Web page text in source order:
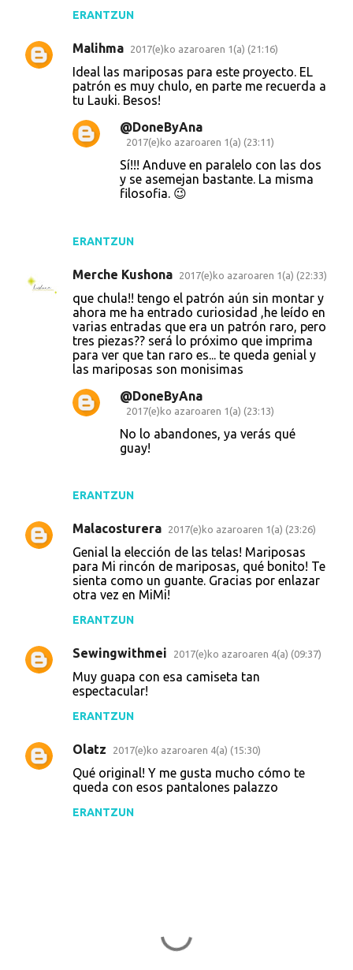
ERANTZUN
Malihma 2017(e)ko azaroaren 1(a) (21:16)
Ideal las mariposas para este proyecto. EL
patrón es muy chulo, en parte me recuerda a
tu Lauki. Besos!
ERANTZUN
@DoneByAna
2017(e)ko azaroaren 1(a) (23:11)
Sí!!! Anduve en paralelo con las dos
y se asemejan bastante. La misma
filosofia. 😉
Merche Kushona 2017(e)ko azaroaren 1(a) (22:33)
que chula!! tengo el patrón aún sin montar y
ahora me ha entrado curiosidad ,he leído en
varias entradas que era un patrón raro, pero
tres piezas?? será lo próximo que imprima
para ver que tan raro es... te queda genial y
las mariposas son monisimas
ERANTZUN
@DoneByAna
2017(e)ko azaroaren 1(a) (23:13)
No lo abandones, ya verás qué
guay!
Malacosturera 2017(e)ko azaroaren 1(a) (23:26)
Genial la elección de las telas! Mariposas
para Mi rincón de mariposas, qué bonito! Te
sienta como un guante. Gracias por enlazar
otra vez en MiMi!
ERANTZUN
Sewingwithmei 2017(e)ko azaroaren 4(a) (09:37)
Muy guapa con esa camiseta tan
espectacular!
ERANTZUN
Olatz 2017(e)ko azaroaren 4(a) (15:30)
Qué original! Y me gusta mucho cómo te
queda con esos pantalones palazzo
ERANTZUN